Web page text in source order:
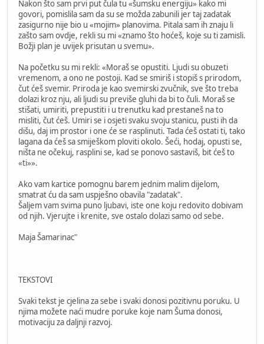
Nakon što sam prvi put čula tu «šumsku energiju» kako mi
govori, pomislila sam da su se možda zabunili jer taj zadatak
zasigurno nije bio u «mojim» planovima. Pitala sam ih znaju li
zašto sam ovdje, rekli su mi «znamo što hoćeš, koje su ti zamisli.
Božji plan je uvijek prisutan u svemu».
Na početku su mi rekli: «Moraš se opustiti. Ljudi su obuzeti
vremenom, a ono ne postoji. Kad se smiriš i stopiš s prirodom,
čut ćeš svemir. Priroda je kao svemirski zvučnik, sve što treba
dolazi kroz nju, ali ljudi su previše gluhi da bi to čuli. Moraš se
stišati, umiriti, prepustiti i u trenutku kad prestaneš na to
misliti, čut ćeš. Umiri se i osjeti svaku svoju stanicu, pusti ih da
dišu, daj im prostor i one će se rasplinuti. Tada ćeš ostati ti, tako
lagana da ćeš sa smiješkom ploviti okolo. Šeći, hodaj, opusti se,
ništa ne očekuj, rasplini se, kad se ponovo sastaviš, bit ćeš to
«ti»».
Ako vam kartice pomognu barem jednim malim dijelom,
smatrat ću da sam uspješno obavila "zadatak".
Šaljem vam svima puno ljubavi, iste one koju redovito dobivam
od njih. Vjerujte i krenite, sve ostalo dolazi samo od sebe.
Maja Šamarinac"
TEKSTOVI
Svaki tekst je cjelina za sebe i svaki donosi pozitivnu poruku. U
njima možete naći mudre poruke koje nam Šuma donosi,
motivaciju za daljnji razvoj.